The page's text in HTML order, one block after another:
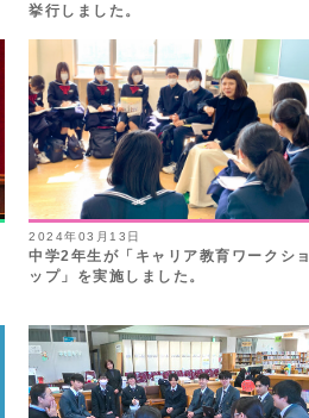
挙行しました。
2024年03月13日
中学2年生が「キャリア教育ワークショ
ップ」を実施しました。